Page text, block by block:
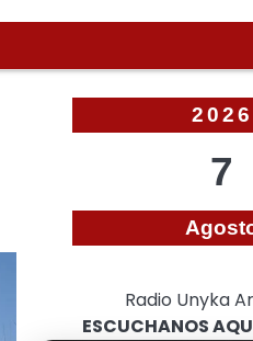
2026
7
Radio Unyka
ESCUCHANOS